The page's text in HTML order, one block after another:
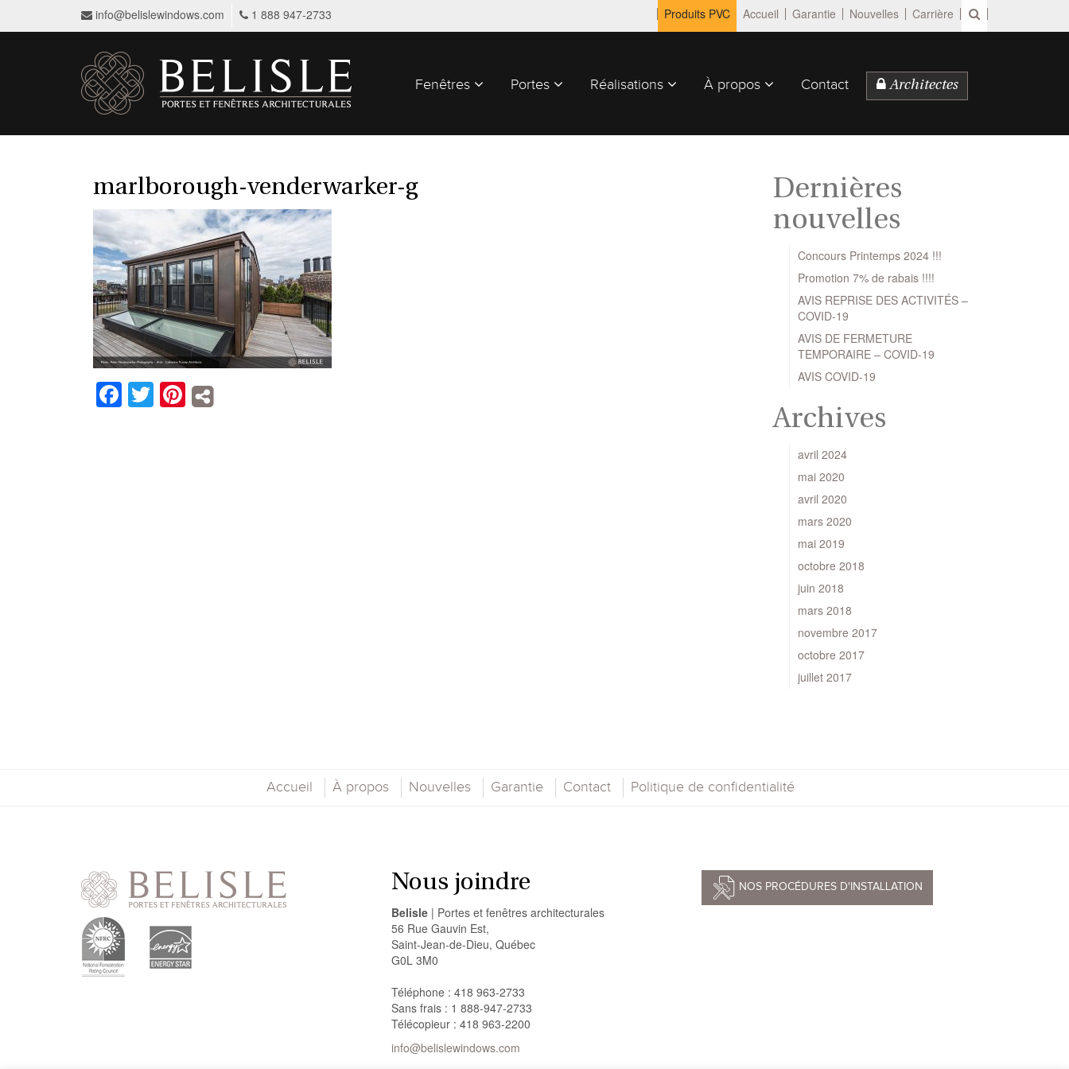
info@belislewindows.com 1 888 947-2733 Produits PVC Accueil Garantie Nouvelles Carrière
Fenêtres Portes Réalisations À propos Contact Architectes
marlborough-venderwarker-g
Facebook
TwitterPinterest
Dernières
nouvelles
Concours Printemps 2024 !!!
Promotion 7% de rabais !!!!
AVIS REPRISE DES ACTIVITÉS –
COVID-19
AVIS DE FERMETURE
TEMPORAIRE – COVID-19
AVIS COVID-19
Archives
avril 2024
mai 2020
avril 2020
mars 2020
mai 2019
octobre 2018
juin 2018
mars 2018
novembre 2017
octobre 2017
juillet 2017
Accueil À propos Nouvelles Garantie Contact Politique de confidentialité
Nous joindre
Belisle | Portes et fenêtres architecturales
56 Rue Gauvin Est,
Saint-Jean-de-Dieu, Québec
G0L 3M0
Téléphone : 418 963-2733
Sans frais : 1 888-947-2733
Télécopieur : 418 963-2200
info@belislewindows.com
NOS PROCÉDURES D'INSTALLATION